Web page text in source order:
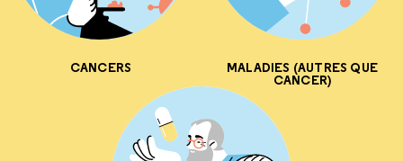
CANCERS MALADIES (AUTRES QUE
CANCER)